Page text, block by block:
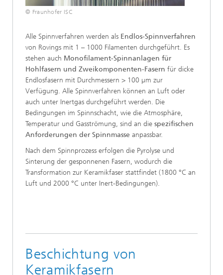
© Fraunhofer ISC
Alle Spinnverfahren werden als Endlos-Spinnverfahren
von Rovings mit 1 – 1000 Filamenten durchgeführt. Es
stehen auch Monofilament-Spinnanlagen für
Hohlfasern und Zweikomponenten-Fasern für dicke
Endlosfasern mit Durchmessern > 100 µm zur
Verfügung. Alle Spinnverfahren können an Luft oder
auch unter Inertgas durchgeführt werden. Die
Bedingungen im Spinnschacht, wie die Atmosphäre,
Temperatur und Gasströmung, sind an die spezifischen
Anforderungen der Spinnmasse anpassbar.
Nach dem Spinnprozess erfolgen die Pyrolyse und
Sinterung der gesponnenen Fasern, wodurch die
Transformation zur Keramikfaser stattfindet (1800 °C an
Luft und 2000 °C unter Inert-Bedingungen).
Beschichtung von
Keramikfasern